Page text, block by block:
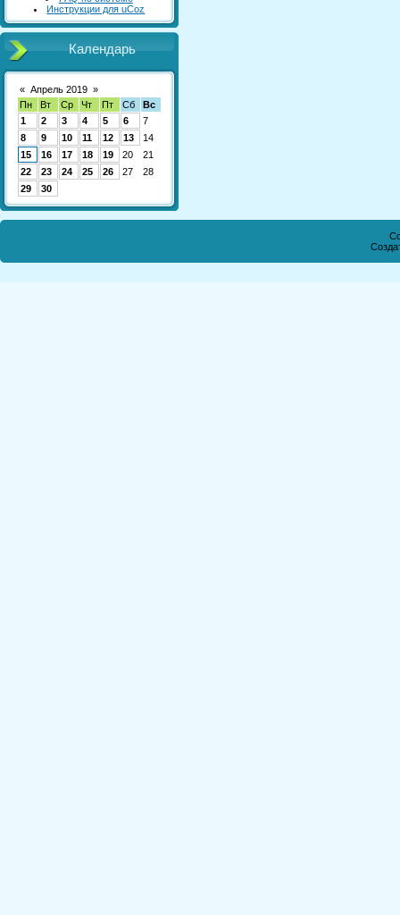
Инструкции для uCoz
Календарь
« Апрель 2019 »
Пн
Вт Ср Чт Пт Сб
Вс
1
2 3 4 5 6
7
8
9 10 11 12 13
14
15
16 17 18 19 20
21
22
23 24 25 26 27
28
29
30